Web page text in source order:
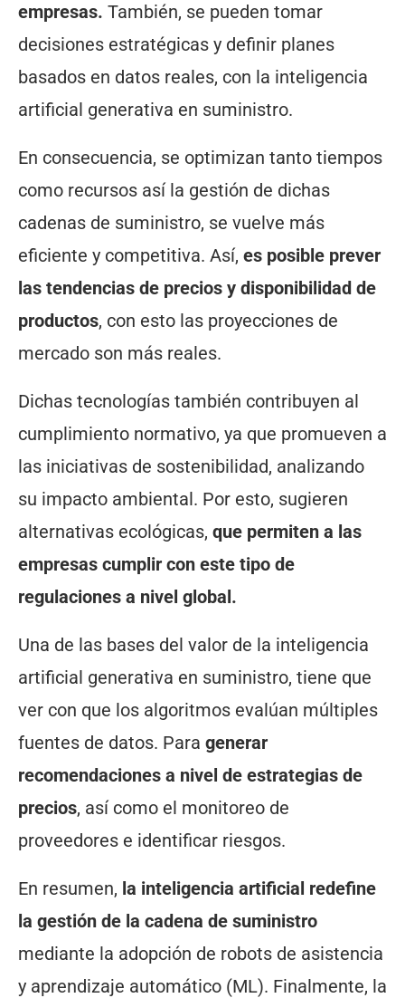
empresas. También, se pueden tomar
decisiones estratégicas y definir planes
basados en datos reales, con la inteligencia
artificial generativa en suministro.
En consecuencia, se optimizan tanto tiempos
como recursos así la gestión de dichas
cadenas de suministro, se vuelve más
eficiente y competitiva. Así, es posible prever
las tendencias de precios y disponibilidad de
productos, con esto las proyecciones de
mercado son más reales.
Dichas tecnologías también contribuyen al
cumplimiento normativo, ya que promueven a
las iniciativas de sostenibilidad, analizando
su impacto ambiental. Por esto, sugieren
alternativas ecológicas, que permiten a las
empresas cumplir con este tipo de
regulaciones a nivel global.
Una de las bases del valor de la inteligencia
artificial generativa en suministro, tiene que
ver con que los algoritmos evalúan múltiples
fuentes de datos. Para generar
recomendaciones a nivel de estrategias de
precios, así como el monitoreo de
proveedores e identificar riesgos.
En resumen, la inteligencia artificial redefine
la gestión de la cadena de suministro
mediante la adopción de robots de asistencia
y aprendizaje automático (ML). Finalmente, la